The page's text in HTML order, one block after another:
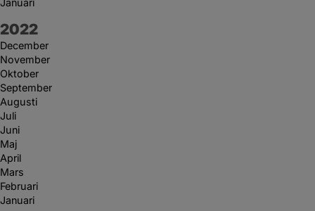
År:
2022
December
November
Oktober
September
Augusti
Juli
Juni
Maj
April
Mars
Februari
Januari